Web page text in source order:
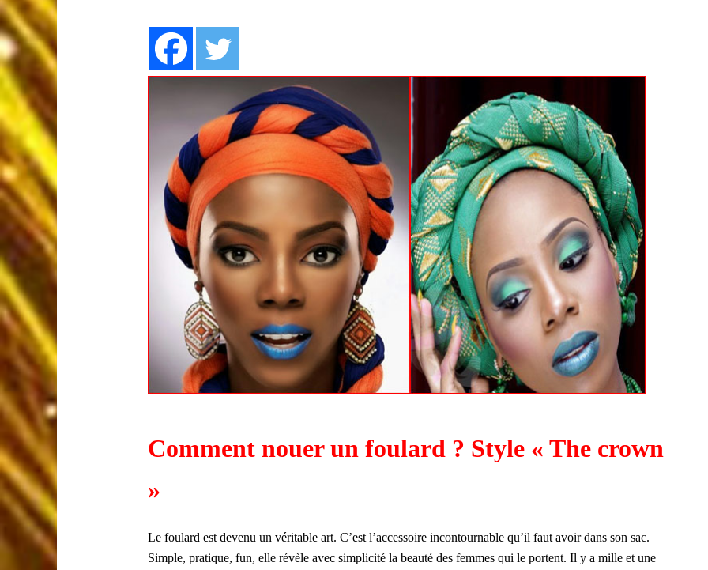
Comment nouer un foulard ? Style « The crown
»
Le foulard est devenu un véritable art. C’est l’accessoire incontournable qu’il faut avoir dans son sac.
Simple, pratique, fun, elle révèle avec simplicité la beauté des femmes qui le portent. Il y a mille et une